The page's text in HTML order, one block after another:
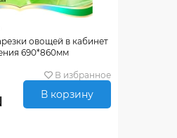
овощей в кабинет
690*860мм
В избранное
В корзину